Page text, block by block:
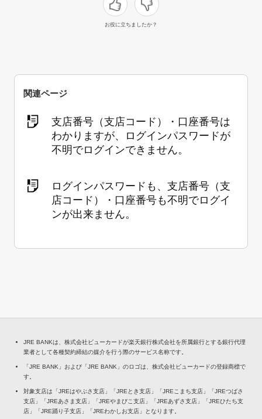
お役に立ちましたか？
関連ページ
支店番号（支店コード）・口座番号は
わかりますが、ログインパスワードが
不明でログインできません。
ログインパスワードも、支店番号（支
店コード）・口座番号も不明でログイ
ンが出来ません。
JRE BANKは、株式会社ビューカードが楽天銀行株式会社を所属銀行とする銀行代理
業者として各種契約締結の媒介を行う際のサービス名称です。
「JRE BANK」および「JRE BANK」のロゴは、株式会社ビューカードの登録商標で
す。
対象支店は「JREはやぶさ支店」「JREとき支店」「JREこまち支店」「JREつばさ
支店」「JREあさま支店」「JREやまびこ支店」「JREあずさ支店」「JREひたち支
店」「JRE踊り子支店」「JREわかしお支店」となります。